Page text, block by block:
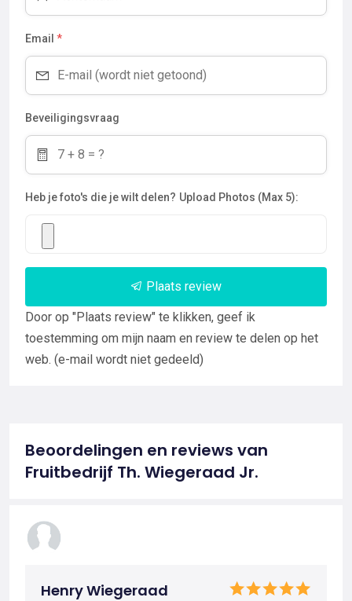
Email *
Beveiligingsvraag
Heb je foto's die je wilt delen? Upload Photos (Max 5):
Plaats review
Door op "Plaats review" te klikken, geef ik
toestemming om mijn naam en review te delen op het
web. (e-mail wordt niet gedeeld)
Beoordelingen en reviews van
Fruitbedrijf Th. Wiegeraad Jr.
Henry Wiegeraad